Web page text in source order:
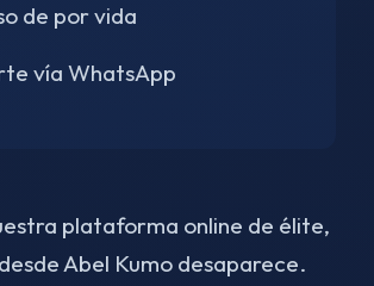
de por vida
vía WhatsApp
plataforma online de élite,
Abel Kumo desaparece.